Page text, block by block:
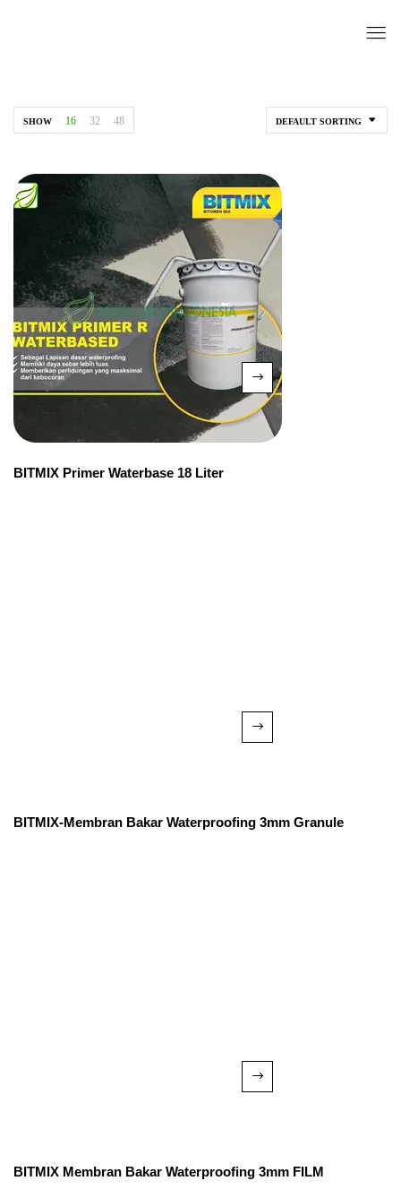
DEFAULT SORTING
SHOW 16 32 48
BITMIX Primer Waterbase 18 Liter
BITMIX-Membran Bakar Waterproofing 3mm Granule
BITMIX Membran Bakar Waterproofing 3mm FILM